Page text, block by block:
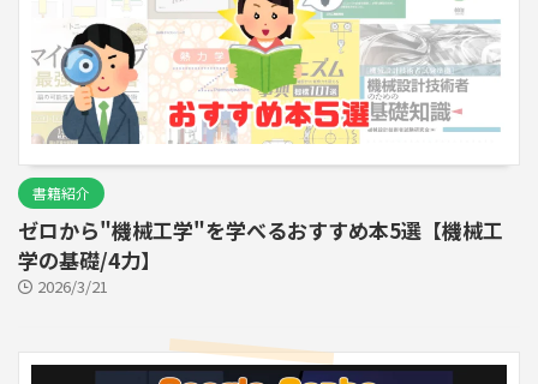
書籍紹介
ゼロから"機械工学"を学べるおすすめ本5選【機械工
学の基礎/4力】
2026/3/21